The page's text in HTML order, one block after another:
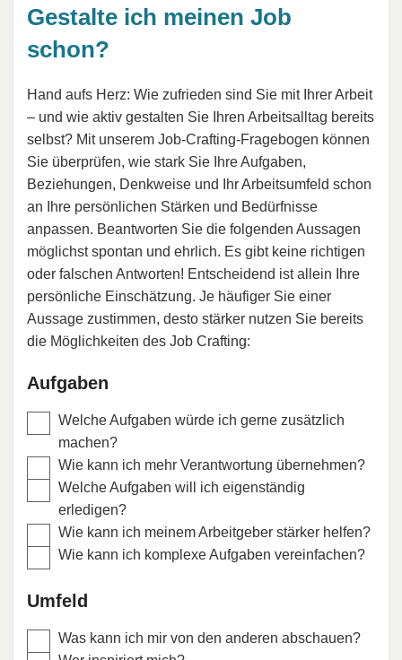
Gestalte ich meinen Job
schon?
Hand aufs Herz: Wie zufrieden sind Sie mit Ihrer Arbeit
– und wie aktiv gestalten Sie Ihren Arbeitsalltag bereits
selbst? Mit unserem Job-Crafting-Fragebogen können
Sie überprüfen, wie stark Sie Ihre Aufgaben,
Beziehungen, Denkweise und Ihr Arbeitsumfeld schon
an Ihre persönlichen Stärken und Bedürfnisse
anpassen. Beantworten Sie die folgenden Aussagen
möglichst spontan und ehrlich. Es gibt keine richtigen
oder falschen Antworten! Entscheidend ist allein Ihre
persönliche Einschätzung. Je häufiger Sie einer
Aussage zustimmen, desto stärker nutzen Sie bereits
die Möglichkeiten des Job Crafting:
Aufgaben
Welche Aufgaben würde ich gerne zusätzlich
machen?
Wie kann ich mehr Verantwortung übernehmen?
Welche Aufgaben will ich eigenständig
erledigen?
Wie kann ich meinem Arbeitgeber stärker helfen?
Wie kann ich komplexe Aufgaben vereinfachen?
Umfeld
Was kann ich mir von den anderen abschauen?